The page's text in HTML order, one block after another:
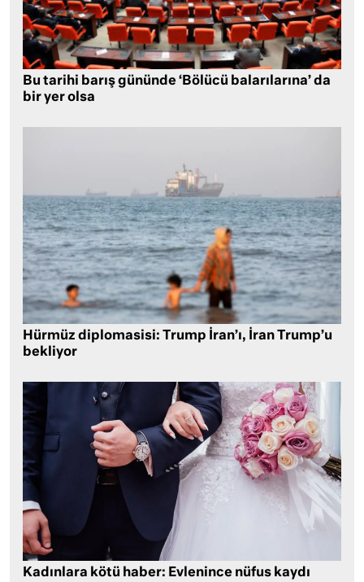
Bu tarihi barış gününde ‘Bölücü balarılarına’ da
bir yer olsa
Hürmüz diplomasisi: Trump İran’ı, İran Trump’u
bekliyor
Kadınlara kötü haber: Evlenince nüfus kaydı